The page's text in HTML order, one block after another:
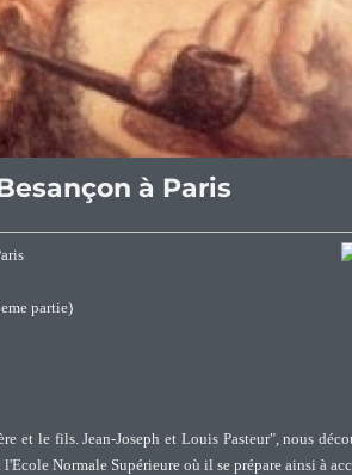
à Paris
partie)
et le fils. Jean-Joseph et Louis Pasteur", nous
Normale Supérieure où il se prépare ainsi à